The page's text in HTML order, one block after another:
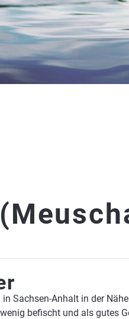
Sachsen-Anhalt in der
befischt und als gutes